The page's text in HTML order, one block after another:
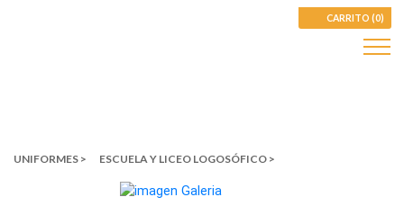
CARRITO (0)
UNIFORMES > ESCUELA Y LICEO LOGOSÓFICO >